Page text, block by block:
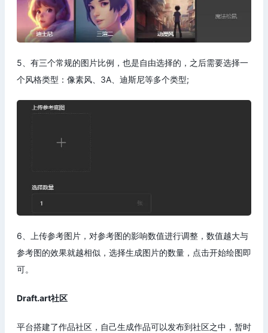
5、有三个常规的图片比例，也是自由选择的，之后需要选择一
个风格类型：像素风、3A、迪斯尼等多个类型;
6、上传参考图片，对参考图的影响数值进行调整，数值越大与
参考图的效果就越相似，选择生成图片的数量，点击开始绘图即
可。
Draft.art社区
平台搭建了作品社区，自己生成作品可以发布到社区之中，暂时